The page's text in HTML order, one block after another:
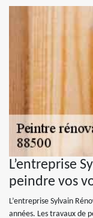
L’entreprise
peindre vos
L’entreprise Sylvain
années. Les travaux de